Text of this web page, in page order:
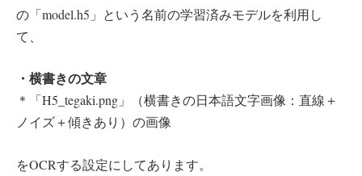
の「model.h5」という名前の学習済みモデルを利用し
て、
・横書きの文章
＊「H5_tegaki.png」（横書きの日本語文字画像：直線＋
ノイズ＋傾きあり）の画像
をOCRする設定にしてあります。